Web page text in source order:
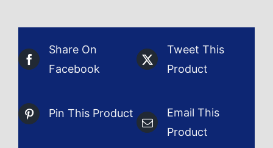
Share On
Facebook
Tweet This
Product
Pin This Product
Email This
Product